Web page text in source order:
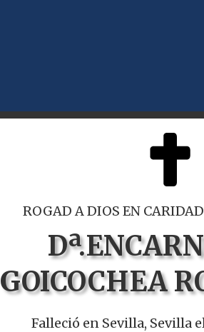
ROGAD A DIOS EN
Dª.
GOICOCHEA
Falleció en Sevilla, Sevilla